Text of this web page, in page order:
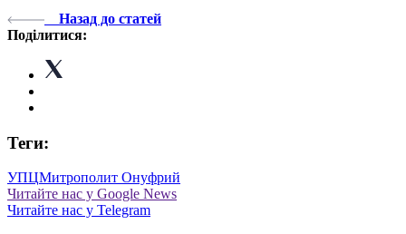
Назад до статей
Поділитися:
Теги:
УПЦМитрополит Онуфрий
Читайте нас у Google News
Читайте нас у Telegram